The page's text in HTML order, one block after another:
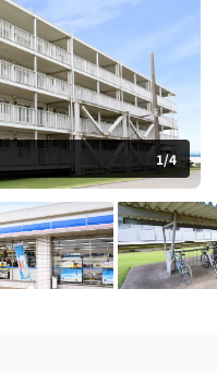
1/4